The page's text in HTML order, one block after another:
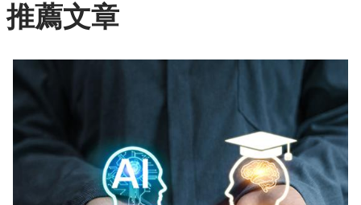
推薦文章